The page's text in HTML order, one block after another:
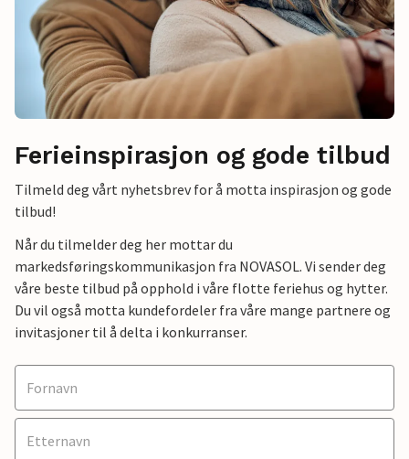
Ferieinspirasjon og gode tilbud
Tilmeld deg vårt nyhetsbrev for å motta inspirasjon og gode
tilbud!
Når du tilmelder deg her mottar du
markedsføringskommunikasjon fra NOVASOL. Vi sender deg
våre beste tilbud på opphold i våre flotte feriehus og hytter.
Du vil også motta kundefordeler fra våre mange partnere og
invitasjoner til å delta i konkurranser.